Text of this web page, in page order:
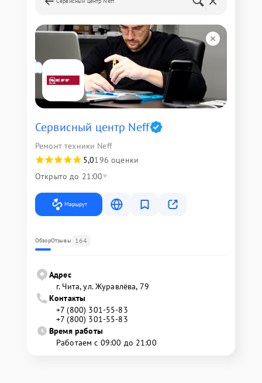
Сервисный центр Neff
Ремонт техники Neff
5,0196 оценки
Открыто до 21:00
Маршрут
ОбзорОтзывы 164
Адрес
г. Чита, ул. Журавлёва, 79
Контакты
+7 (800) 301-55-83
+7 (800) 301-55-83
Время работы
Работаем с 09:00 до 21:00